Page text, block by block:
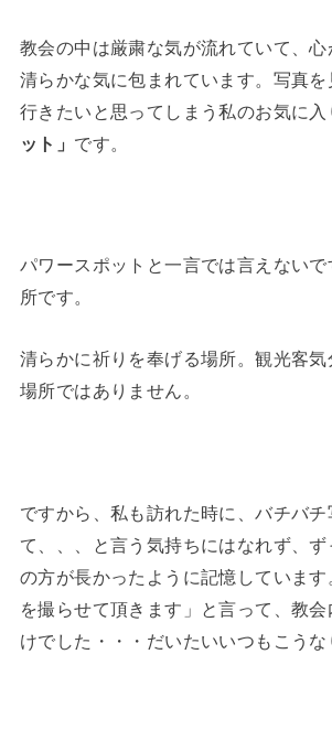
教会の中は厳粛な気が流れていて、
清らかな気に包まれています。写真
行きたいと思ってしまう私のお気に入
ット」 です。
パワースポットと一言では言えない
所です。
清らかに祈りを奉げる場所。観光客
場所ではありません。
ですから、私も訪れた時に、バチバ
て、、、と言う気持ちにはなれず、
の方が長かったように記憶していま
を撮らせて頂きます」と言って、教
けでした・・・だいたいいつもこうな